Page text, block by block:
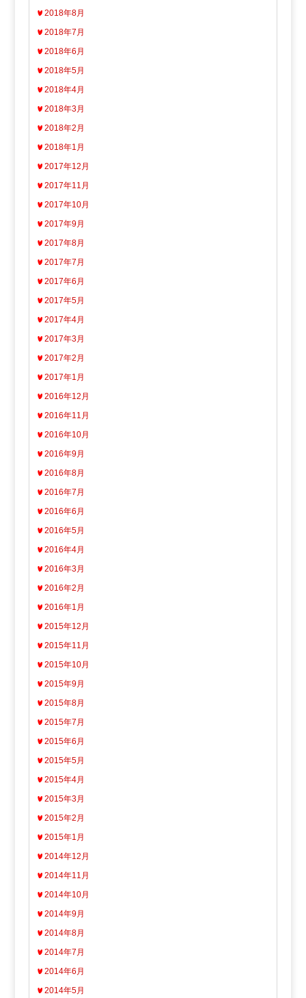
2018年8月
2018年7月
2018年6月
2018年5月
2018年4月
2018年3月
2018年2月
2018年1月
2017年12月
2017年11月
2017年10月
2017年9月
2017年8月
2017年7月
2017年6月
2017年5月
2017年4月
2017年3月
2017年2月
2017年1月
2016年12月
2016年11月
2016年10月
2016年9月
2016年8月
2016年7月
2016年6月
2016年5月
2016年4月
2016年3月
2016年2月
2016年1月
2015年12月
2015年11月
2015年10月
2015年9月
2015年8月
2015年7月
2015年6月
2015年5月
2015年4月
2015年3月
2015年2月
2015年1月
2014年12月
2014年11月
2014年10月
2014年9月
2014年8月
2014年7月
2014年6月
2014年5月